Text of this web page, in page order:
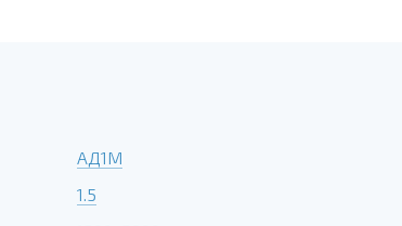
АД1М
1.5